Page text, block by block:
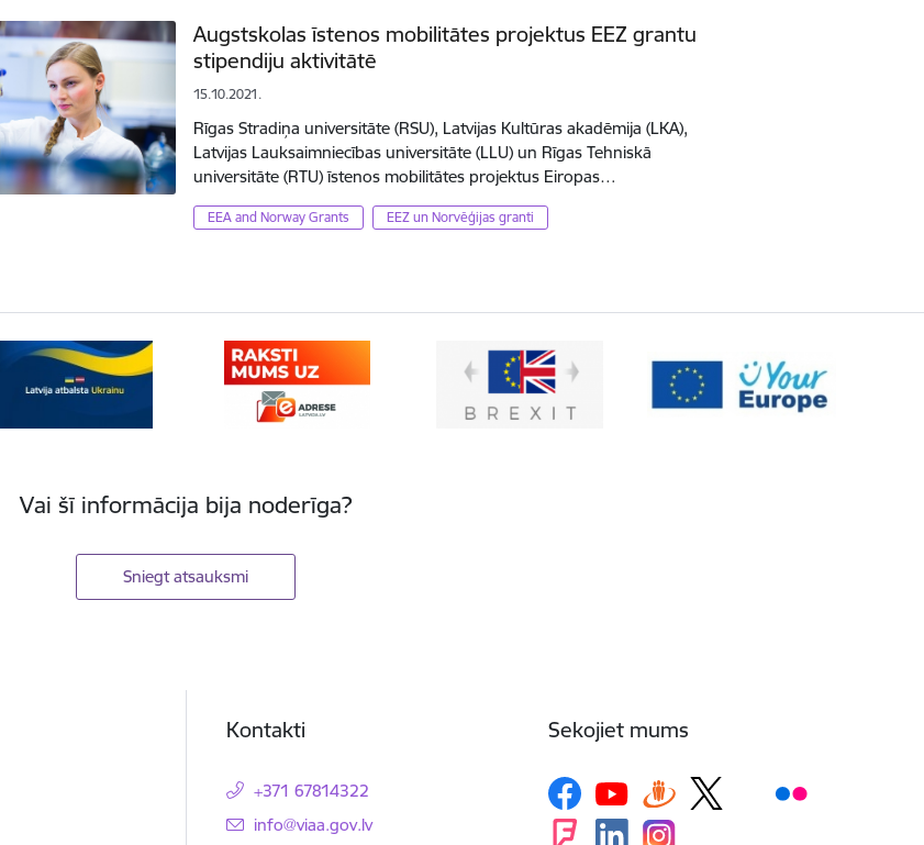
Augstskolas īstenos mobilitātes projektus EEZ grantu
stipendiju aktivitātē
15.10.2021.
Rīgas Stradiņa universitāte (RSU), Latvijas Kultūras akadēmija (LKA),
Latvijas Lauksaimniecības universitāte (LLU) un Rīgas Tehniskā
universitāte (RTU) īstenos mobilitātes projektus Eiropas…
EEA and Norway Grants EEZ un Norvēģijas granti
Vai šī informācija bija noderīga?
Sniegt atsauksmi
Kontakti
+371 67814322
E-pasts:
info@viaa.gov.lv
Sekojiet mums